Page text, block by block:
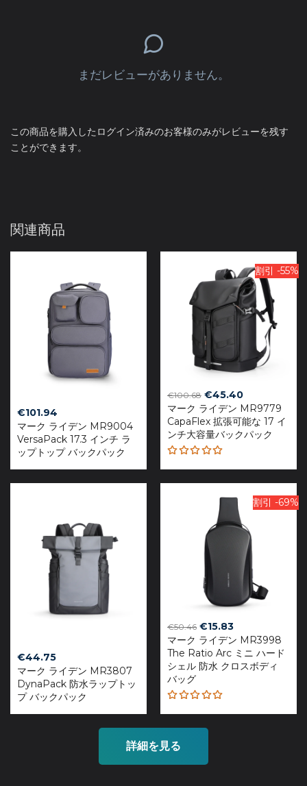
まだレビューがありません。
この商品を購入したログイン済みのお客様のみがレビューを残す
ことができます。
関連商品
€101.94
マーク ライデン MR9004
VersaPack 17.3 インチ ラ
ップトップ バックパック
割引 -55%
€100.68 Original
price
was:
€100.68.
€45.40Current
price
is:
€45.40.
マーク ライデン MR9779
CapaFlex 拡張可能な 17 イ
ンチ大容量バックパック
Rated
5.00out
€44.75
マーク ライデン MR3807
DynaPack 防水ラップトッ
プ バックパック
割引 -69%
€50.46 Original
price
was:
€50.46.
€15.83Current
price
is:
€15.83.
マーク ライデン MR3998
The Ratio Arc ミニ ハード
シェル 防水 クロスボディ
バッグ
Rated
4.93out
詳細を見る